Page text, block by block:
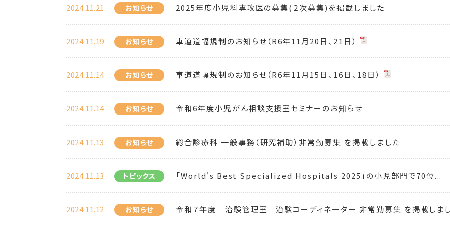
2024.11.21 お知らせ 2025年度小児科専攻医の募集(２次募集)を掲載しました
2024.11.19 お知らせ 車道道幅規制のお知らせ（R6年11月20日、21日）
2024.11.14 お知らせ 車道道幅規制のお知らせ（R6年11月15日、16日、18日）
2024.11.14 お知らせ 令和6年度小児がん相談支援室セミナーのお知らせ
2024.11.13 お知らせ 総合診療科 一般事務（研究補助）非常勤募集 を掲載しました
2024.11.13 トピックス 「World's Best Specialized Hospitals 2025」の小児部門で70位...
2024.11.12 お知らせ 令和７年度 治験管理室 治験コーディネーター 非常勤募集 を掲載しま